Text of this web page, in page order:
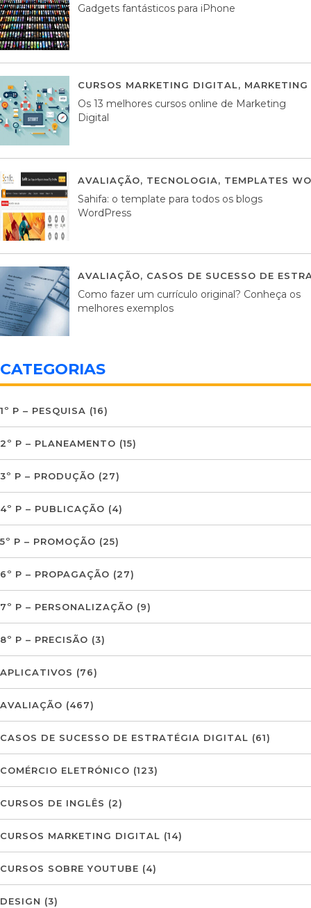
Gadgets fantásticos para iPhone
CURSOS MARKETING DIGITAL,
Os 13 melhores cursos online de Marketing
Digital
AVALIAÇÃO, TECNOLOGIA, TEMPLATES
Sahifa: o template para todos os blogs
WordPress
AVALIAÇÃO, CASOS DE SUCESSO DE
Como fazer um currículo original? Conheça os
melhores exemplos
CATEGORIAS
1º P – PESQUISA (16)
2º P – PLANEAMENTO (15)
3º P – PRODUÇÃO (27)
4º P – PUBLICAÇÃO (4)
5º P – PROMOÇÃO (25)
6º P – PROPAGAÇÃO (27)
7º P – PERSONALIZAÇÃO (9)
8º P – PRECISÃO (3)
APLICATIVOS (76)
AVALIAÇÃO (467)
CASOS DE SUCESSO DE ESTRATÉGIA DIGITAL (61)
COMÉRCIO ELETRÓNICO (123)
CURSOS DE INGLÊS (2)
CURSOS MARKETING DIGITAL (14)
CURSOS SOBRE YOUTUBE (4)
DESIGN (3)